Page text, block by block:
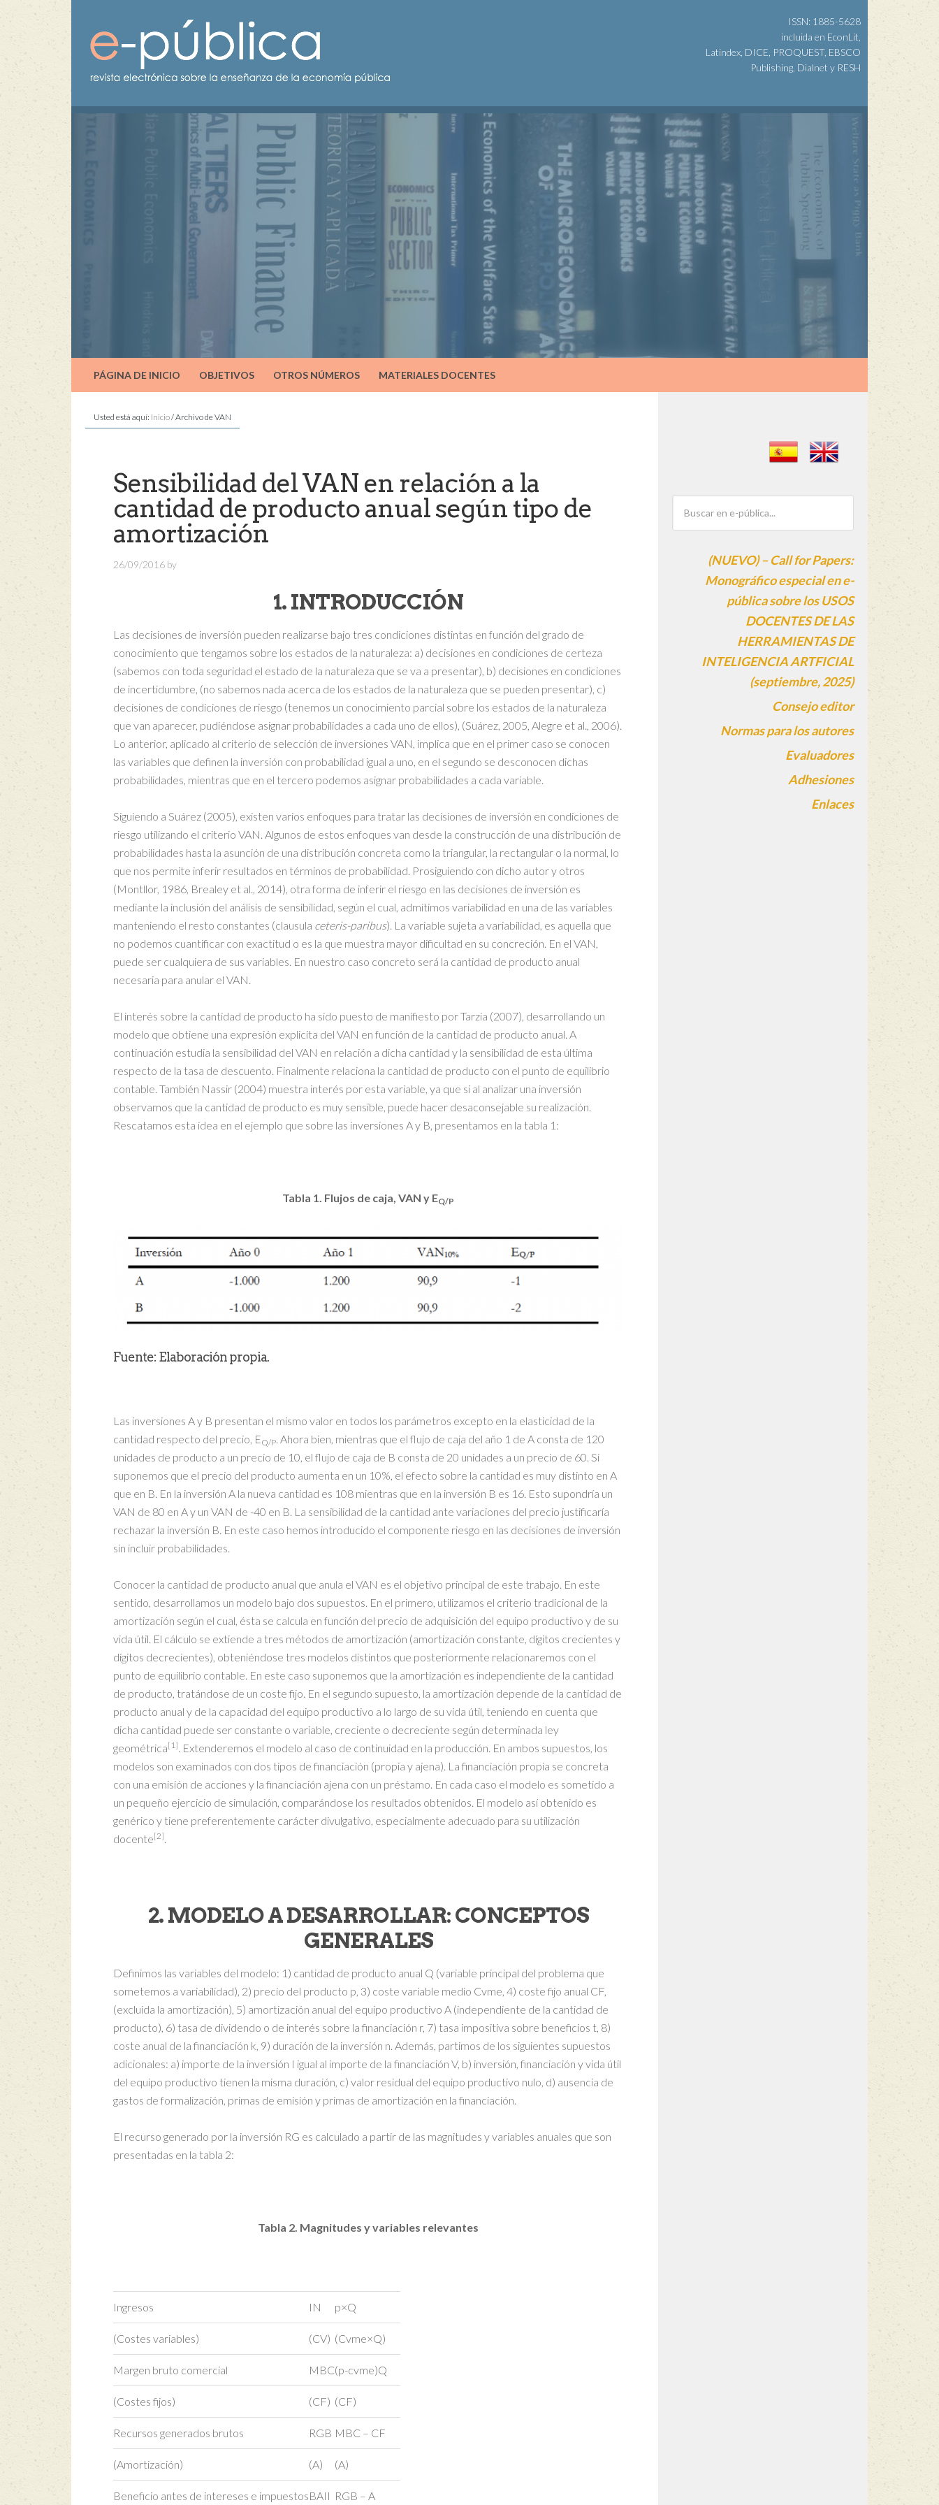
ISSN: 1885-5628
incluida en EconLit,
Latindex, DICE, PROQUEST, EBSCO
Publishing, Dialnet y RESH
PÁGINA DE INICIO OBJETIVOS OTROS NÚMEROS MATERIALES DOCENTES
Usted está aquí: Inicio/Archivo de VAN
Sensibilidad del VAN en relación a la
cantidad de producto anual según tipo de
amortización
26/09/2016 by
1. INTRODUCCIÓN
Las decisiones de inversión pueden realizarse bajo tres condiciones distintas en función del grado de
conocimiento que tengamos sobre los estados de la naturaleza: a) decisiones en condiciones de certeza
(sabemos con toda seguridad el estado de la naturaleza que se va a presentar), b) decisiones en condiciones
de incertidumbre, (no sabemos nada acerca de los estados de la naturaleza que se pueden presentar), c)
decisiones de condiciones de riesgo (tenemos un conocimiento parcial sobre los estados de la naturaleza
que van aparecer, pudiéndose asignar probabilidades a cada uno de ellos), (Suárez, 2005, Alegre et al., 2006).
Lo anterior, aplicado al criterio de selección de inversiones VAN, implica que en el primer caso se conocen
las variables que definen la inversión con probabilidad igual a uno, en el segundo se desconocen dichas
probabilidades, mientras que en el tercero podemos asignar probabilidades a cada variable.
Siguiendo a Suárez (2005), existen varios enfoques para tratar las decisiones de inversión en condiciones de
riesgo utilizando el criterio VAN. Algunos de estos enfoques van desde la construcción de una distribución de
probabilidades hasta la asunción de una distribución concreta como la triangular, la rectangular o la normal, lo
que nos permite inferir resultados en términos de probabilidad. Prosiguiendo con dicho autor y otros
(Montllor, 1986, Brealey et al., 2014), otra forma de inferir el riesgo en las decisiones de inversión es
mediante la inclusión del análisis de sensibilidad, según el cual, admitimos variabilidad en una de las variables
manteniendo el resto constantes (clausula ceteris-paribus). La variable sujeta a variabilidad, es aquella que
no podemos cuantificar con exactitud o es la que muestra mayor dificultad en su concreción. En el VAN,
puede ser cualquiera de sus variables. En nuestro caso concreto será la cantidad de producto anual
necesaria para anular el VAN.
El interés sobre la cantidad de producto ha sido puesto de manifiesto por Tarzia (2007), desarrollando un
modelo que obtiene una expresión explicita del VAN en función de la cantidad de producto anual. A
continuación estudia la sensibilidad del VAN en relación a dicha cantidad y la sensibilidad de esta última
respecto de la tasa de descuento. Finalmente relaciona la cantidad de producto con el punto de equilibrio
contable. También Nassir (2004) muestra interés por esta variable, ya que si al analizar una inversión
observamos que la cantidad de producto es muy sensible, puede hacer desaconsejable su realización.
Rescatamos esta idea en el ejemplo que sobre las inversiones A y B, presentamos en la tabla 1:
Tabla 1. Flujos de caja, VAN y EQ/P
Fuente: Elaboración propia.
Las inversiones A y B presentan el mismo valor en todos los parámetros excepto en la elasticidad de la
cantidad respecto del precio, EQ/P. Ahora bien, mientras que el flujo de caja del año 1 de A consta de 120
unidades de producto a un precio de 10, el flujo de caja de B consta de 20 unidades a un precio de 60. Si
suponemos que el precio del producto aumenta en un 10%, el efecto sobre la cantidad es muy distinto en A
que en B. En la inversión A la nueva cantidad es 108 mientras que en la inversión B es 16. Esto supondría un
VAN de 80 en A y un VAN de -40 en B. La sensibilidad de la cantidad ante variaciones del precio justificaría
rechazar la inversión B. En este caso hemos introducido el componente riesgo en las decisiones de inversión
sin incluir probabilidades.
Conocer la cantidad de producto anual que anula el VAN es el objetivo principal de este trabajo. En este
sentido, desarrollamos un modelo bajo dos supuestos. En el primero, utilizamos el criterio tradicional de la
amortización según el cual, ésta se calcula en función del precio de adquisición del equipo productivo y de su
vida útil. El cálculo se extiende a tres métodos de amortización (amortización constante, dígitos crecientes y
dígitos decrecientes), obteniéndose tres modelos distintos que posteriormente relacionaremos con el
punto de equilibrio contable. En este caso suponemos que la amortización es independiente de la cantidad
de producto, tratándose de un coste fijo. En el segundo supuesto, la amortización depende de la cantidad de
producto anual y de la capacidad del equipo productivo a lo largo de su vida útil, teniendo en cuenta que
dicha cantidad puede ser constante o variable, creciente o decreciente según determinada ley
geométrica[1]. Extenderemos el modelo al caso de continuidad en la producción. En ambos supuestos, los
modelos son examinados con dos tipos de financiación (propia y ajena). La financiación propia se concreta
con una emisión de acciones y la financiación ajena con un préstamo. En cada caso el modelo es sometido a
un pequeño ejercicio de simulación, comparándose los resultados obtenidos. El modelo así obtenido es
genérico y tiene preferentemente carácter divulgativo, especialmente adecuado para su utilización
docente[2].
2. MODELO A DESARROLLAR: CONCEPTOS
GENERALES
Definimos las variables del modelo: 1) cantidad de producto anual Q (variable principal del problema que
sometemos a variabilidad), 2) precio del producto p, 3) coste variable medio Cvme, 4) coste fijo anual CF,
(excluida la amortización), 5) amortización anual del equipo productivo A (independiente de la cantidad de
producto), 6) tasa de dividendo o de interés sobre la financiación r, 7) tasa impositiva sobre beneficios t, 8)
coste anual de la financiación k, 9) duración de la inversión n. Además, partimos de los siguientes supuestos
adicionales: a) importe de la inversión I igual al importe de la financiación V, b) inversión, financiación y vida útil
del equipo productivo tienen la misma duración, c) valor residual del equipo productivo nulo, d) ausencia de
gastos de formalización, primas de emisión y primas de amortización en la financiación.
El recurso generado por la inversión RG es calculado a partir de las magnitudes y variables anuales que son
presentadas en la tabla 2:
Tabla 2. Magnitudes y variables relevantes
Ingresos IN p×Q
(Costes variables) (CV) (Cvme×Q)
Margen bruto comercial MBC(p-cvme)Q
(Costes fijos) (CF) (CF)
Recursos generados brutos RGB MBC – CF
(Amortización) (A) (A)
Beneficio antes de intereses e impuestosBAII RGB – A
(NUEVO) – Call for Papers:
Monográfico especial en e-
pública sobre los USOS
DOCENTES DE LAS
HERRAMIENTAS DE
INTELIGENCIA ARTFICIAL
(septiembre, 2025)
Consejo editor
Normas para los autores
Evaluadores
Adhesiones
Enlaces